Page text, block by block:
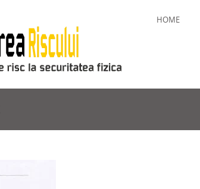
HOME